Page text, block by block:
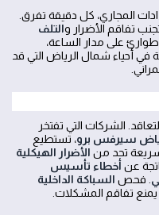
المجاري، كل دقيقة تفرق.
تفاقم الأضرار والتلف
على مدار الساعة،
أحياء شمال الرياض التي قد
الشركات التي تفتخر
سيرفس برو، تستطيع
تحد من الأضرار الهيكلية
عن أخطاء تأسيس
. فحص السباكة الداخلية
تفاقم المشكلات.